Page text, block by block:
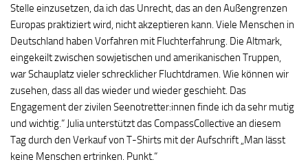
Stelle einzusetzen, da ich das Unrecht, das an den Außengrenzen
Europas praktiziert wird, nicht akzeptieren kann. Viele Menschen in
Deutschland haben Vorfahren mit Fluchterfahrung. Die Altmark,
eingekeilt zwischen sowjetischen und amerikanischen Truppen,
war Schauplatz vieler schrecklicher Fluchtdramen. Wie können wir
zusehen, dass all das wieder und wieder geschieht. Das
Engagement der zivilen Seenotretter:innen finde ich da sehr mutig
und wichtig.“ Julia unterstützt das CompassCollective an diesem
Tag durch den Verkauf von T-Shirts mit der Aufschrift „Man lässt
keine Menschen ertrinken. Punkt.“